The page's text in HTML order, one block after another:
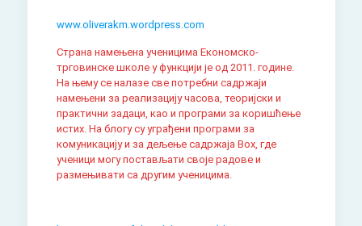
www.oliverakm.wordpress.com
Страна намењена ученицима Економско-
трговинске школе у функцији је од 2011. године.
На њему се налазе све потребни садржаји
намењени за реализацију часова, теоријски и
практични задаци, као и програми за коришћење
истих. На блогу су уграђени програми за
комуникацију и за дељење садржаја Box, где
ученици могу постављати своје радове и
размењивати са другим ученицима.